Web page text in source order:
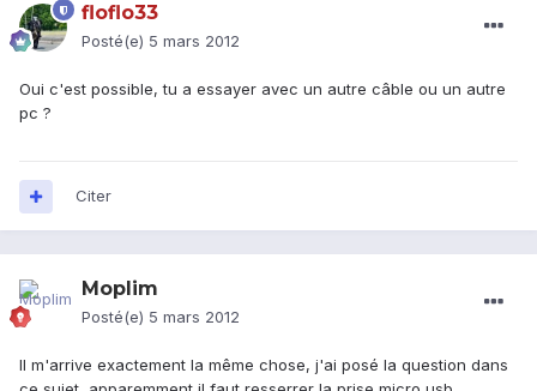
floflo33
Posté(e) 5 mars 2012
Oui c'est possible, tu a essayer avec un autre câble ou un autre
pc ?
Citer
Moplim
Posté(e) 5 mars 2012
Il m'arrive exactement la même chose, j'ai posé la question dans